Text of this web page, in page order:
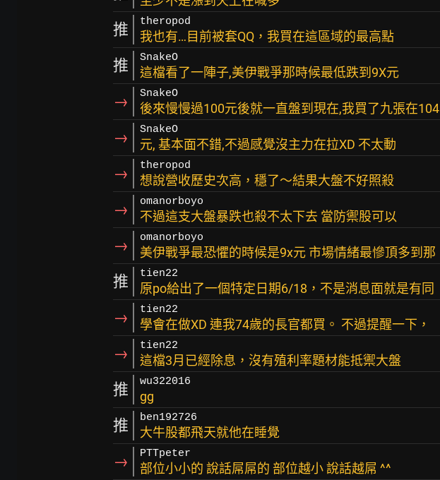
推 theropod
我也有…目前被套QQ，我買在這區域的最高點
推 SnakeO
這檔看了一陣子,美伊戰爭那時候最低跌到9X元
→ SnakeO
後來慢慢過100元後就一直盤到現在,我買了九張在104
→ SnakeO
元, 基本面不錯,不過感覺沒主力在拉XD 不太動
→ theropod
想說營收歷史次高，穩了～結果大盤不好照殺
→ omanorboyo
不過這支大盤暴跌也殺不太下去 當防禦股可以
→ omanorboyo
美伊戰爭最恐懼的時候是9x元 市場情緒最慘頂多到那
推 tien22
原po給出了一個特定日期6/18，不是消息面就是有同
→ tien22
學會在做XD 連我74歲的長官都買。 不過提醒一下，
→ tien22
這檔3月已經除息，沒有殖利率題材能抵禦大盤
推 wu322016
gg
推 ben192726
大牛股都飛天就他在睡覺
→ PTTpeter
部位小小的 說話屌屌的 部位越小 說話越屌 ^^